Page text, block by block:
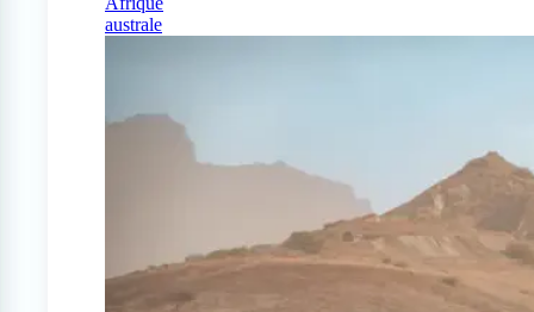
australe